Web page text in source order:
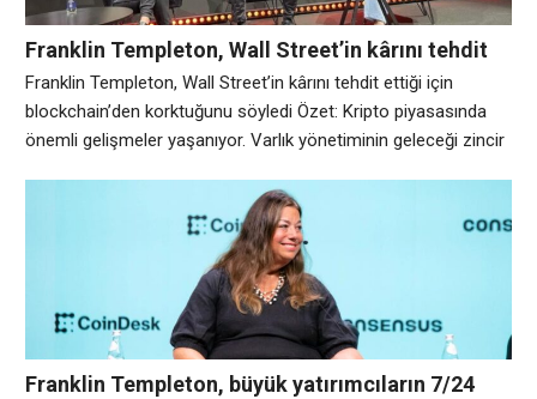
Franklin Templeton, Wall Street’in kârını tehdit
ettiği için blockchain’den korktuğunu söyledi
Franklin Templeton, Wall Street’in kârını tehdit ettiği için
blockchain’den korktuğunu söyledi Özet: Kripto piyasasında
önemli gelişmeler yaşanıyor. Varlık yönetiminin geleceği zincir
üzerinde büyük bir yapısal çatışmayı ortaya çıkarıyor. Paris’teki
Proof of Talk zirvesinde bir panelde konuşan, 1,74 trilyon
dolarlık varlık yöneticisi Franklin Templeton’un CEO’su Jenny
Johnson, sektörün merkezi
Franklin Templeton, büyük yatırımcıların 7/24